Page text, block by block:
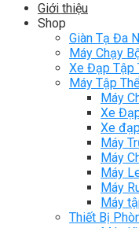
Giới thiệu
Shop
Giàn Tạ Đa
Máy Chạy
Xe Đạp Tập
Máy Tập
Máy
Xe
Xe
Máy
Máy
Máy
Máy
Máy
Thiết Bị